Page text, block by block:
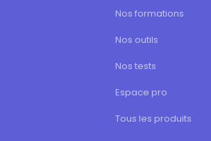
Nos formations
Nos outils
Nos tests
Espace pro
Tous les produits